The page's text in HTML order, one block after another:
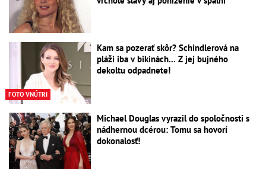
FOTO VNÚTRI
Kam sa pozerať skôr? Schindlerová na
pláži iba v bikinách... Z jej bujného
dekoltu odpadnete!
Michael Douglas vyrazil do spoločnosti s
nádhernou dcérou: Tomu sa hovorí
dokonalosť!